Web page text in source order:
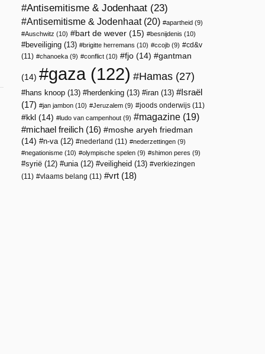
Antisemitisme & Jodenhaat (23)
Antisemitisme & Jodenhaat(20) apartheid (9)
Auschwitz (10) bart de wever (15) besnijdenis (10)
beveiliging (13) brigitte herremans (10) ccojb (9)
cd&v
(11)
chanoeka (9) conflict (10) fjo (14) gantman
(14) gaza(122) Hamas (27)
hans knoop (13) herdenking (13) iran (13)
Israël
(17)
jan jambon (10) Jeruzalem (9) joods onderwijs (11)
kkl (14) ludo van campenhout (9) magazine (19)
michael freilich (16)
moshe aryeh friedman
(14)
n-va(12) nederland (11) nederzettingen (9)
negationisme (10) olympische spelen (9) shimon peres (9)
syrië (12) unia(12) veiligheid (13)
verkiezingen
(11)
vlaams belang (11) vrt (18)